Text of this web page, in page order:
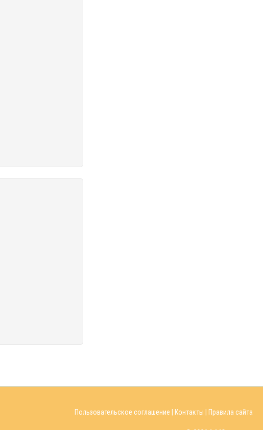
Пользовательское соглашение Контакты Правила сайта